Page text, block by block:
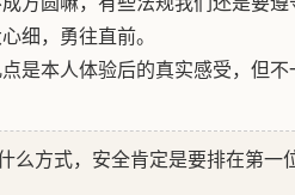
细，勇往直前。
是本人体验后的真实感受，但
么方式，安全肯定是要排在第一